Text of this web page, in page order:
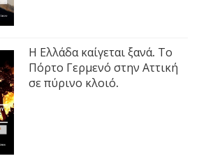
Η Ελλάδα καίγεται ξανά. Το
Πόρτο Γερμενό στην Αττική
σε πύρινο κλοιό.